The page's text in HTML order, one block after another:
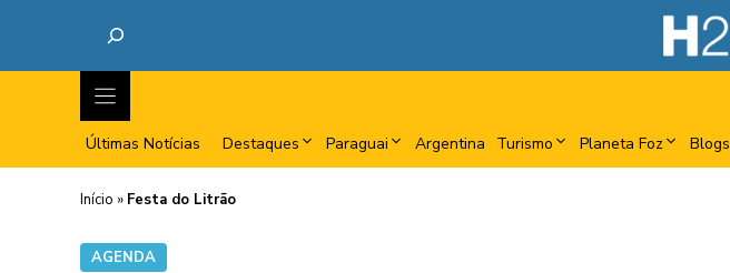
Últimas Notícias Destaques Paraguai Argentina Turismo Planeta Foz Blogs
Início » Festa do Litrão
AGENDA